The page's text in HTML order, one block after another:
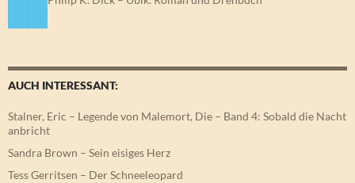
AUCH INTERESSANT:
Stalner, Eric – Legende von Malemort, Die – Band 4: Sobald die Nacht
anbricht
Sandra Brown – Sein eisiges Herz
Tess Gerritsen – Der Schneeleopard